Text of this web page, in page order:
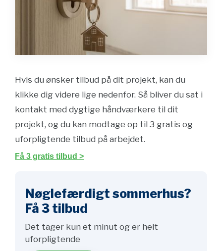
Hvis du ønsker tilbud på dit projekt, kan du
klikke dig videre lige nedenfor. Så bliver du sat i
kontakt med dygtige håndværkere til dit
projekt, og du kan modtage op til 3 gratis og
uforpligtende tilbud på arbejdet.
Få 3 gratis tilbud >
Nøglefærdigt sommerhus?
Få 3 tilbud
Det tager kun et minut og er helt
uforpligtende